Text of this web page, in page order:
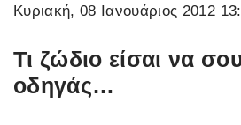
Κυριακή, 08 Ιανουάριος 2012
Τι ζώδιο είσαι να
οδηγάς…